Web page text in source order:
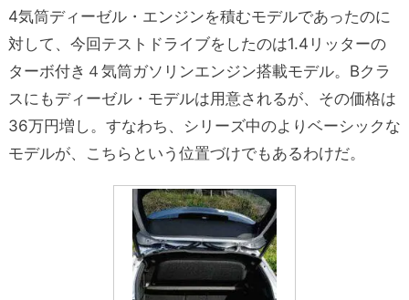
4気筒ディーゼル・エンジンを積むモデルであったのに
対して、今回テストドライブをしたのは1.4リッターの
ターボ付き４気筒ガソリンエンジン搭載モデル。Bクラ
スにもディーゼル・モデルは用意されるが、その価格は
36万円増し。すなわち、シリーズ中のよりベーシックな
モデルが、こちらという位置づけでもあるわけだ。